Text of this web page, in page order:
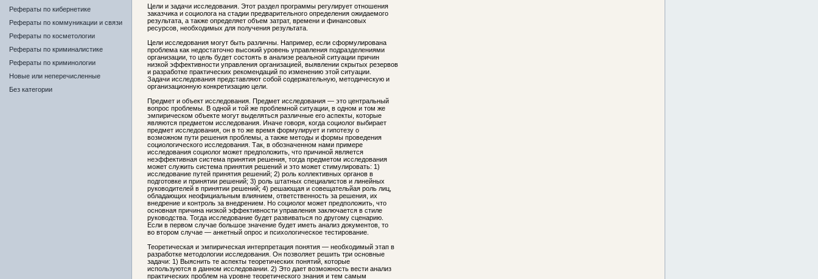
Рефераты по кибернетике
Рефераты по коммуникации и связи
Рефераты по косметологии
Рефераты по криминалистике
Рефераты по криминологии
Новые или неперечисленные
Без категории
Цели и задачи исследования. Этот раздел программы регулирует отношения
заказчика и социолога на стадии предварительного определения ожидаемого
результата, а также определяет объем затрат, времени и финансовых
ресурсов, необходимых для получения результата.
Цели исследования могут быть различны. Например, если сформулирована
проблема как недостаточно высокий уровень управления подразделениями
организации, то цель будет состоять в анализе реальной ситуации причин
низкой эффективности управления организацией, выявлении скрытых резервов
и разработке практических рекомендаций по изменению этой ситуации.
Задачи исследования представляют собой содержательную, методическую и
организационную конкретизацию цели.
Предмет и объект исследования. Предмет исследования — это центральный
вопрос проблемы. В одной и той же проблемной ситуации, в одном и том же
эмпирическом объекте могут выделяться различные его аспекты, которые
являются предметом исследования. Иначе говоря, когда социолог выбирает
предмет исследования, он в то же время формулирует и гипотезу о
возможном пути решения проблемы, а также методы и формы проведения
социологического исследования. Так, в обозначенном нами примере
исследования социолог может предположить, что причиной является
неэффективная система принятия решения, тогда предметом исследования
может служить система принятия решений и это может стимулировать: 1)
исследование путей принятия решений; 2) роль коллективных органов в
подготовке и принятии решений; 3) роль штатных специалистов и линейных
руководителей в принятии решений; 4) решающая и совещательйая роль лиц,
обладающих неофициальным влиянием, ответственность за решения, их
внедрение и контроль за внедрением. Но социолог может предположить, что
основная причина низкой эффективности управления заключается в стиле
руководства. Тогда исследование будет развиваться по другому сценарию.
Если в первом случае большое значение будет иметь анализ документов, то
во втором случае — анкетный опрос и психологическое тестирование.
Теоретическая и эмпирическая интерпретация понятия — необходимый этап в
разработке методологии исследования. Он позволяет решить три основные
задачи: 1) Выяснить те аспекты теоретических понятий, которые
используются в данном исследовании. 2) Это дает возможность вести анализ
практических проблем на уровне теоретического знания и тем самым